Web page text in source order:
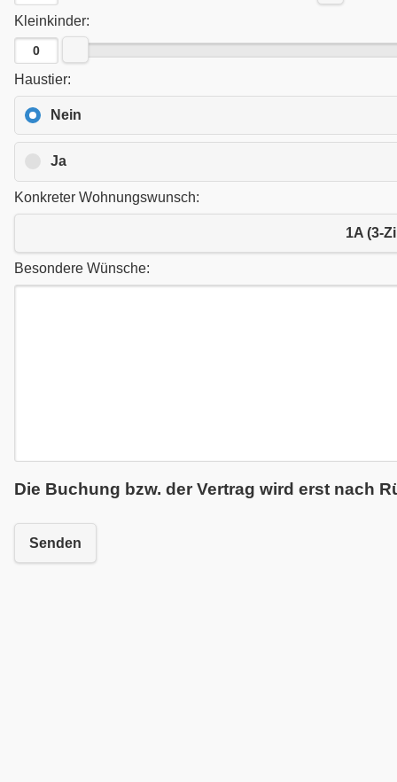
Kleinkinder:
Haustier:
Nein
Ja
Konkreter Wohnungswunsch:
1A (3-
Besondere Wünsche:
Die Buchung bzw. der Vertrag wird erst nach
Senden